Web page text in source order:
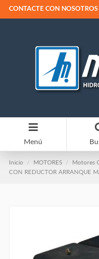
CONTACTE CON NOSOTROS
Menú
Inicio MOTORES Motores
CON REDUCTOR ARRANQUE